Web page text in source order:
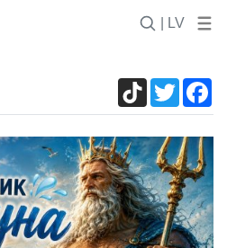
| LV
TikTokTwitter